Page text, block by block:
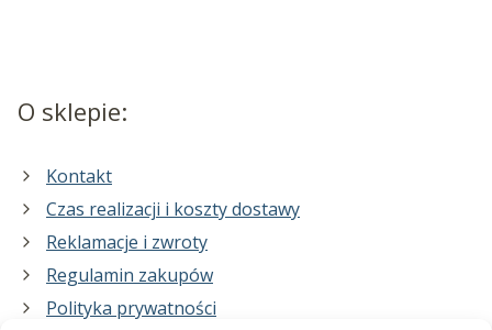
O sklepie:
Kontakt
Czas realizacji i koszty dostawy
Reklamacje i zwroty
Regulamin zakupów
Polityka prywatności